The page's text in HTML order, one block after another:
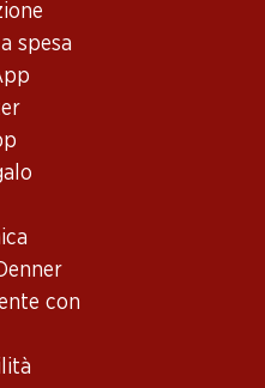
spesa
con
2021
75.–
Duero DO